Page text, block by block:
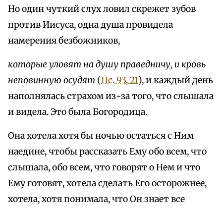
Но один чуткий слух ловил скрежет зубов
против Иисуса, одна душа провидела
намерения безбожников,
которые уловят на душу праведничу, и кровь
неповинную осудят (Пс. 93, 21), и каждый день
наполнялась страхом из-за того, что слышала
и видела. Это была Богородица.
Она хотела хотя бы ночью остаться с Ним
наедине, чтобы рассказать Ему обо всем, что
слышала, обо всем, что говорят о Нем и что
Ему готовят, хотела сделать Его осторожнее,
хотела, хотя понимала, что Он знает все